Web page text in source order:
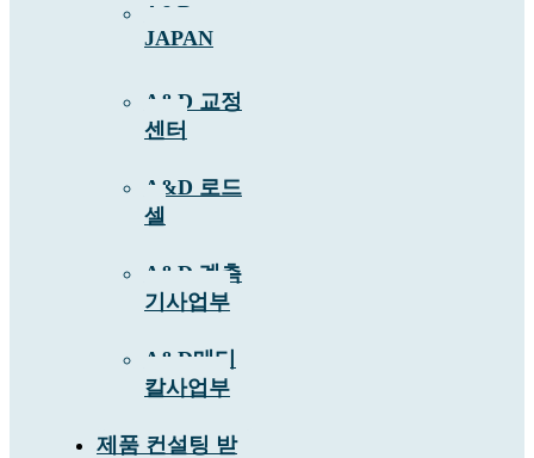
A&D
JAPAN
A&D 교정
센터
A&D 로드
셀
A&D 계측
기사업부
A&D메디
칼사업부
제품 컨설팅 받